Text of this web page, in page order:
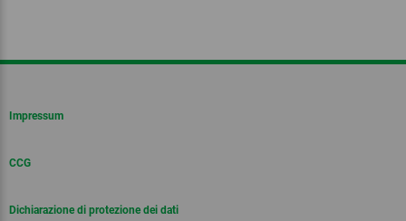
Impressum
CCG
Dichiarazione di protezione dei dati